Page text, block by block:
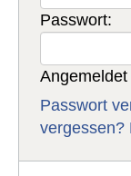
Passwort:
Passwort
vergessen?